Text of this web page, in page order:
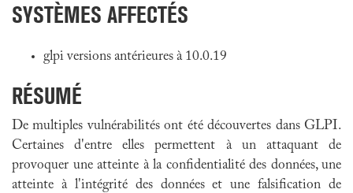
SYSTÈMES AFFECTÉS
glpi versions antérieures à 10.0.19
RÉSUMÉ
De multiples vulnérabilités ont été découvertes dans GLPI.
Certaines d'entre elles permettent à un attaquant de
provoquer une atteinte à la confidentialité des données, une
atteinte à l'intégrité des données et une falsification de